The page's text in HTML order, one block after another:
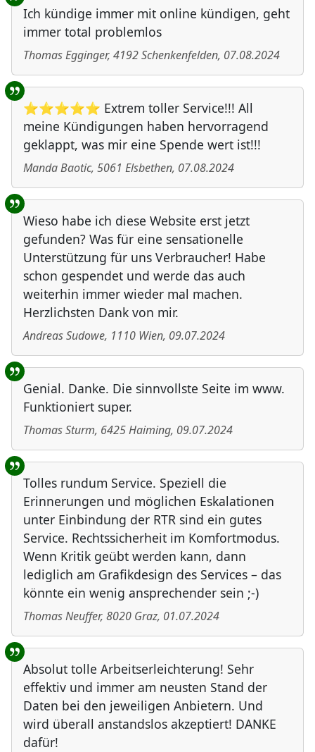
Ich kündige immer mit online kündigen, geht
immer total problemlos
Thomas Egginger, 4192Schenkenfelden, 07.08.2024
⭐⭐⭐⭐⭐ Extrem toller Service!!! All
meine Kündigungen haben hervorragend
geklappt, was mir eine Spende wert ist!!!
Manda Baotic, 5061 Elsbethen, 07.08.2024
Wieso habe ich diese Website erst jetzt
gefunden? Was für eine sensationelle
Unterstützung für uns Verbraucher! Habe
schon gespendet und werde das auch
weiterhin immer wieder mal machen.
Herzlichsten Dank von mir.
Andreas Sudowe, 1110 Wien, 09.07.2024
Genial. Danke. Die sinnvollste Seite im www.
Funktioniert super.
Thomas Sturm, 6425Haiming, 09.07.2024
Tolles rundum Service. Speziell die
Erinnerungen und möglichen Eskalationen
unter Einbindung der RTR sind ein gutes
Service. Rechtssicherheit im Komfortmodus.
Wenn Kritik geübt werden kann, dann
lediglich am Grafikdesign des Services – das
könnte ein wenig ansprechender sein ;-)
Thomas Neuffer, 8020 Graz, 01.07.2024
Absolut tolle Arbeitserleichterung! Sehr
effektiv und immer am neusten Stand der
Daten bei den jeweiligen Anbietern. Und
wird überall anstandslos akzeptiert! DANKE
dafür!